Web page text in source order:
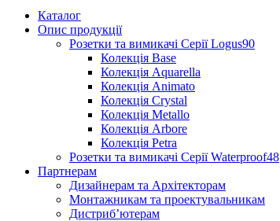
Каталог
Опис продукції
Розетки та вимикачі Серії Logus90
Колекція Base
Колекція Aquarella
Колекція Animato
Колекція Crystal
Колекція Metallo
Колекція Arbore
Колекція Petra
Розетки та вимикачі Серії Waterproof48
Партнерам
Дизайнерам та Архітекторам
Монтажникам та проектувальникам
Дистриб’ютерам